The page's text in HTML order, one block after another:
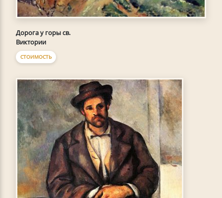
Дорога у горы св.
Виктории
СТОИМОСТЬ